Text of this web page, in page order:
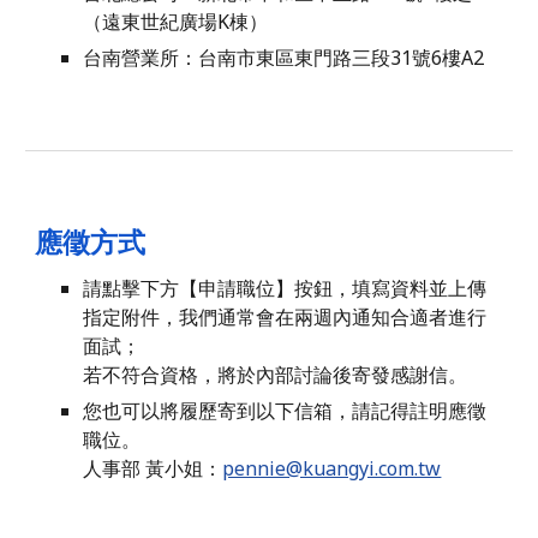
（遠東世紀廣場K棟）
台南營業所：台南市東區東門路三段31號6樓A2
應徵方式
請點擊下方【申請職位】按鈕，填寫資料並上傳
指定附件，我們通常會在兩週內通知合適者進行
面試；
若不符合資格，將於內部討論後寄發感謝信。
您也可以將履歷寄到以下信箱，請記得註明應徵
職位。
人事部 黃小姐： pennie@kuangyi.com.tw